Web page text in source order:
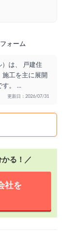
ォーム
は、 戸建住
工を主に展開
す。 ...
更新日：2026/07/31
る！／
社を